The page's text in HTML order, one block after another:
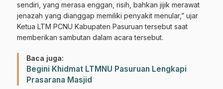
sendiri, yang merasa enggan, risih, bahkan jijik merawat
jenazah yang dianggap memiliki penyakit menular,” ujar
Ketua LTM PCNU Kabupaten Pasuruan tersebut saat
memberikan sambutan dalam acara tersebut.
Baca juga:
Begini Khidmat LTMNU Pasuruan Lengkapi
Prasarana Masjid